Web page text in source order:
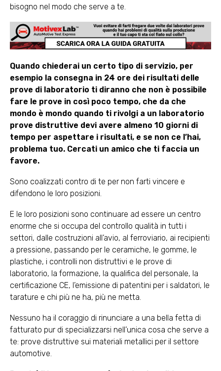
bisogno nel modo che serve a te.
Quando chiederai un certo tipo di servizio, per
esempio la consegna in 24 ore dei risultati delle
prove di laboratorio ti diranno che non è possibile
fare le prove in così poco tempo, che da che
mondo è mondo quando ti rivolgi a un laboratorio
prove distruttive devi avere almeno 10 giorni di
tempo per aspettare i risultati, e se non ce l’hai,
problema tuo. Cercati un amico che ti faccia un
favore.
Sono coalizzati contro di te per non farti vincere e
difendono le loro posizioni.
E le loro posizioni sono continuare ad essere un centro
enorme che si occupa del controllo qualità in tutti i
settori, dalle costruzioni all’avio, al ferroviario, ai recipienti
a pressione, passando per le ceramiche, le gomme, le
plastiche, i controlli non distruttivi e le prove di
laboratorio, la formazione, la qualifica del personale, la
certificazione CE, l’emissione di patentini per i saldatori, le
tarature e chi più ne ha, più ne metta.
Nessuno ha il coraggio di rinunciare a una bella fetta di
fatturato pur di specializzarsi nell’unica cosa che serve a
te: prove distruttive sui materiali metallici per il settore
automotive.